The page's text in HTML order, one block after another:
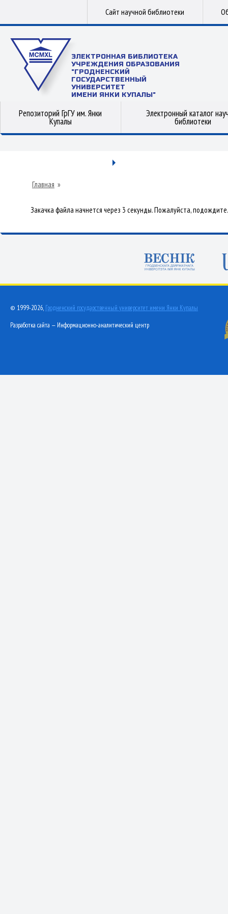
Сайт научной библиотеки
ЭЛЕКТРОННАЯ БИБЛИОТЕКА
УЧРЕЖДЕНИЯ ОБРАЗОВАНИЯ
"ГРОДНЕНСКИЙ
ГОСУДАРСТВЕННЫЙ
УНИВЕРСИТЕТ
ИМЕНИ ЯНКИ КУПАЛЫ"
Репозиторий ГрГУ им. Янки
Купалы
Электронный каталог
библиотеки
Главная »
Закачка файла начнется через 3 секунды. Пожалуйста, подождите.
© 1999-2026, Гродненский государственный университет имени Янки Купалы
Разработка сайта — Информационно-аналитический центр